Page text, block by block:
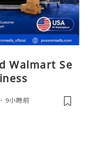
Walmart Se
9小時前